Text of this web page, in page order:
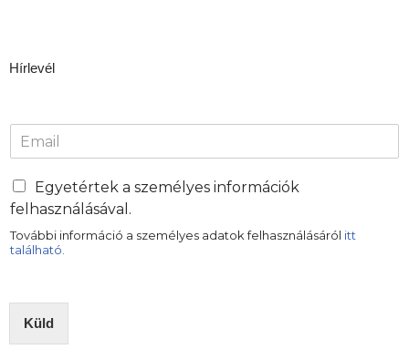
Hírlevél
l
Egyetértek a személyes információk
felhasználásával.
További információ a személyes adatok felhasználásáról itt
található.
Küld